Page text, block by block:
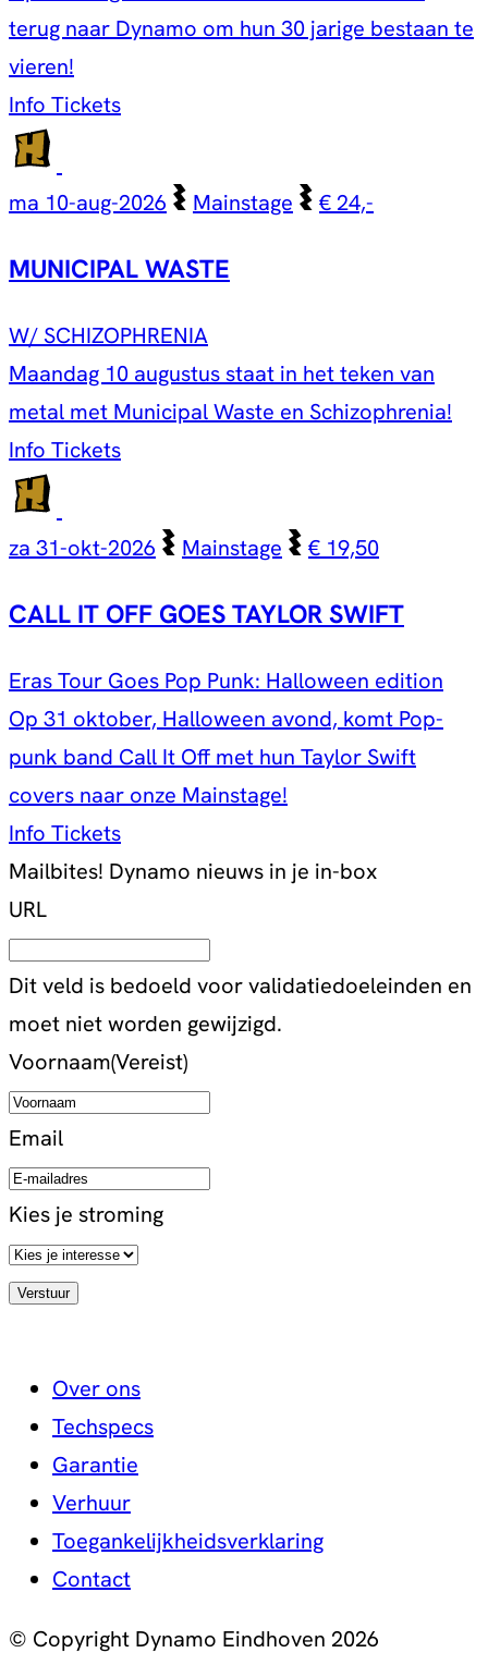
terug naar Dynamo om hun 30 jarige bestaan te
vieren!
Info Tickets
ma 10-aug-2026 Mainstage € 24,-
MUNICIPAL WASTE
W/ SCHIZOPHRENIA
Maandag 10 augustus staat in het teken van
metal met Municipal Waste en Schizophrenia!
Info Tickets
za 31-okt-2026 Mainstage € 19,50
CALL IT OFF GOES TAYLOR SWIFT
Eras Tour Goes Pop Punk: Halloween edition
Op 31 oktober, Halloween avond, komt Pop-
punk band Call It Off met hun Taylor Swift
covers naar onze Mainstage!
Info Tickets
Mailbites! Dynamo nieuws in je in-box
URL
Dit veld is bedoeld voor validatiedoeleinden en
moet niet worden gewijzigd.
Voornaam(Vereist)
Email
Kies je stroming
Over ons
Techspecs
Garantie
Verhuur
Toegankelijkheidsverklaring
Contact
© Copyright Dynamo Eindhoven 2026